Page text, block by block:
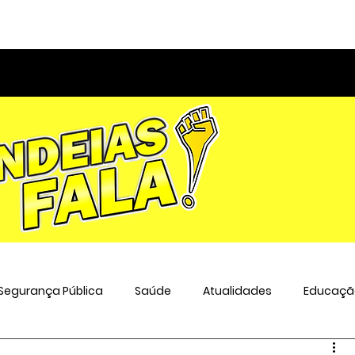
Pública Saúde Atualidades